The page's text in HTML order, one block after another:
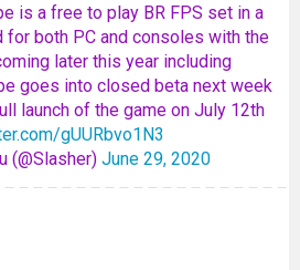
is a free to play BR FPS set in a
both PC and consoles with the
later this year including
goes into closed beta next week
launch of the game on July 12th
gUURbvo1N3
(@Slasher) June 29, 2020